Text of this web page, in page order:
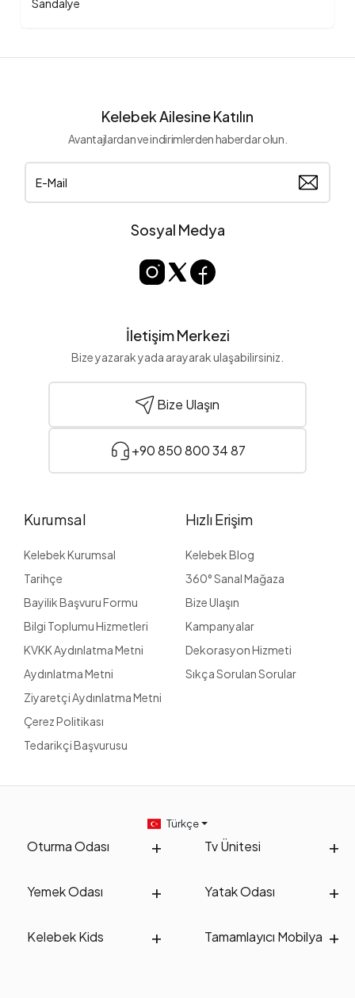
Kelebek Ailesine Katılın
Avantajlardan ve indirimlerden haberdar olun.
Sosyal Medya
İletişim Merkezi
Bize yazarak yada arayarak ulaşabilirsiniz.
Bize Ulaşın
+90 850 800 34 87
Kurumsal
Kelebek Kurumsal
Tarihçe
Bayilik Başvuru Formu
Bilgi Toplumu Hizmetleri
KVKK Aydınlatma Metni
Aydınlatma Metni
Ziyaretçi Aydınlatma Metni
Çerez Politikası
Tedarikçi Başvurusu
Hızlı Erişim
Kelebek Blog
360° Sanal Mağaza
Bize Ulaşın
Kampanyalar
Dekorasyon Hizmeti
Sıkça Sorulan Sorular
Oturma Odası Tv Ünitesi
Yemek Odası Yatak Odası
Kelebek Kids Tamamlayıcı Mobilya
Türkçe